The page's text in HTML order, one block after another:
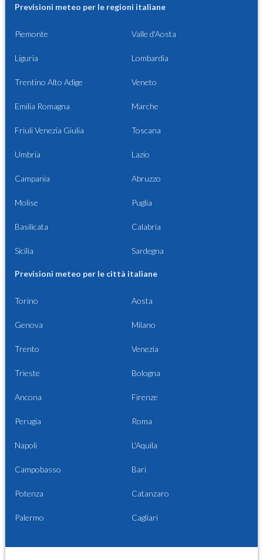
Previsioni meteo per le regioni italiane
Piemonte Valle d'Aosta
Liguria Lombardia
Trentino Alto Adige Veneto
Emilia Romagna Marche
Friuli Venezia Giulia Toscana
Umbria Lazio
Campania Abruzzo
Molise Puglia
Basilicata Calabria
Sicilia Sardegna
Previsioni meteo per le città italiane
Torino Aosta
Genova Milano
Trento Venezia
Trieste Bologna
Ancona Firenze
Perugia Roma
Napoli L'Aquila
Campobasso Bari
Potenza Catanzaro
Palermo Cagliari